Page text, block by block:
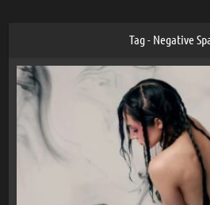
Tag - Negative